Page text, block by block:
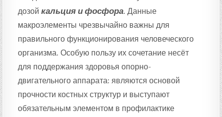
дозойкальция и фосфора. Данные
макроэлементы чрезвычайно важны для
правильного функционирования человеческого
организма. Особую пользу их сочетание несёт
для поддержания здоровья опорно-
двигательного аппарата: являются основой
прочности костных структур и выступают
обязательным элементом в профилактике